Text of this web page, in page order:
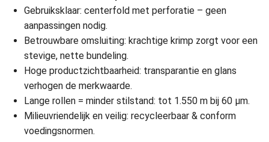
Gebruiksklaar: centerfold met perforatie – geen
aanpassingen nodig.
Betrouwbare omsluiting: krachtige krimp zorgt voor een
stevige, nette bundeling.
Hoge productzichtbaarheid: transparantie en glans
verhogen de merkwaarde.
Lange rollen = minder stilstand: tot 1.550 m bij 60 µm.
Milieuvriendelijk en veilig: recycleerbaar & conform
voedingsnormen.